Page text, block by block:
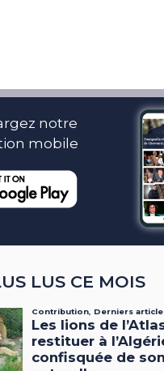
notre
mobile
LUS CE MOIS